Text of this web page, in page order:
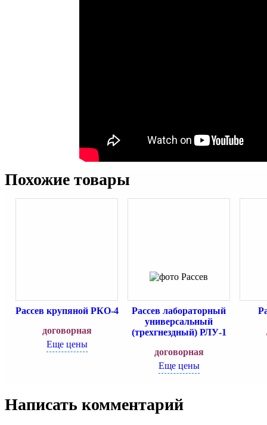
Похожие товары
Рассев крупяной РКО-4
договорная
Еще цены
Рассев лабораторный
универсальный
(трехгнездный) РЛУ-1
договорная
Еще цены
Написать комментарий